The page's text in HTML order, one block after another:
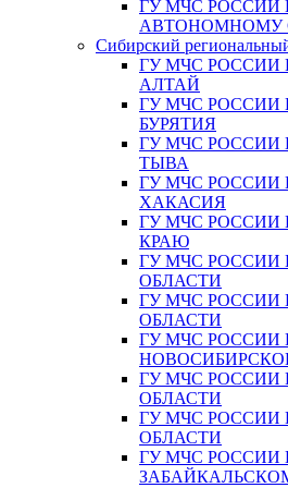
ГУ МЧС
АВТОНОМНОМУ
Сибирский
ГУ МЧС РОССИИ
АЛТАЙ
ГУ МЧС РОССИИ
БУРЯТИЯ
ГУ МЧС РОССИИ
ТЫВА
ГУ МЧС РОССИИ
ХАКАСИЯ
ГУ МЧС
КРАЮ
ГУ МЧС РОССИИ
ОБЛАСТИ
ГУ МЧС РОССИИ
ОБЛАСТИ
ГУ МЧС РОССИИ
ГУ МЧС
ОБЛАСТИ
ГУ МЧС
ОБЛАСТИ
ГУ МЧС РОССИИ